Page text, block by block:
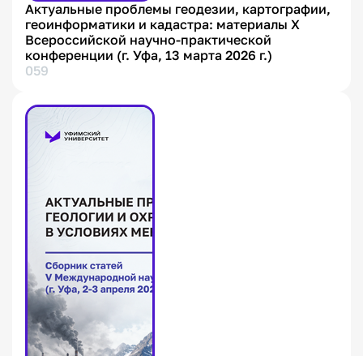
Актуальные проблемы геодезии, картографии,
геоинформатики и кадастра: материалы X
Всероссийской научно-практической
конференции (г. Уфа, 13 марта 2026 г.)
059